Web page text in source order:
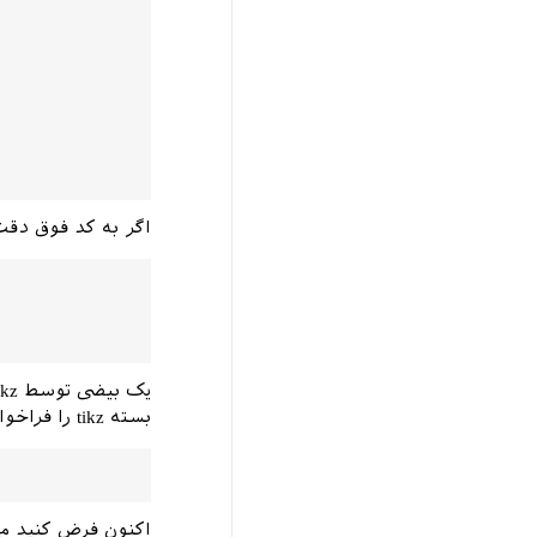
اگر به کد فوق
بسته tikz را فراخوانی کنید.